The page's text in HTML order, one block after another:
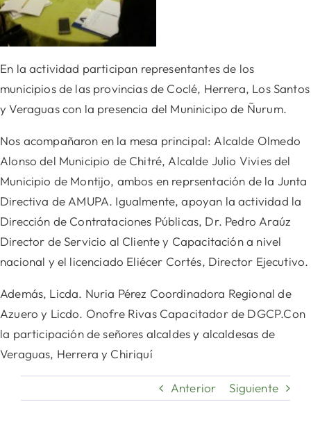
En la actividad participan representantes de los
municipios de las provincias de Coclé, Herrera, Los Santos
y Veraguas con la presencia del Muninicipo de Ñurum.
Nos acompañaron en la mesa principal: Alcalde Olmedo
Alonso del Municipio de Chitré, Alcalde Julio Vivies del
Municipio de Montijo, ambos en reprsentación de la Junta
Directiva de AMUPA. Igualmente, apoyan la actividad la
Dirección de Contrataciones Públicas, Dr. Pedro Araúz
Director de Servicio al Cliente y Capacitación a nivel
nacional y el licenciado Eliécer Cortés, Director Ejecutivo.
Además, Licda. Nuria Pérez Coordinadora Regional de
Azuero y Licdo. Onofre Rivas Capacitador de DGCP.Con
la participación de señores alcaldes y alcaldesas de
Veraguas, Herrera y Chiriquí
Anterior Siguiente